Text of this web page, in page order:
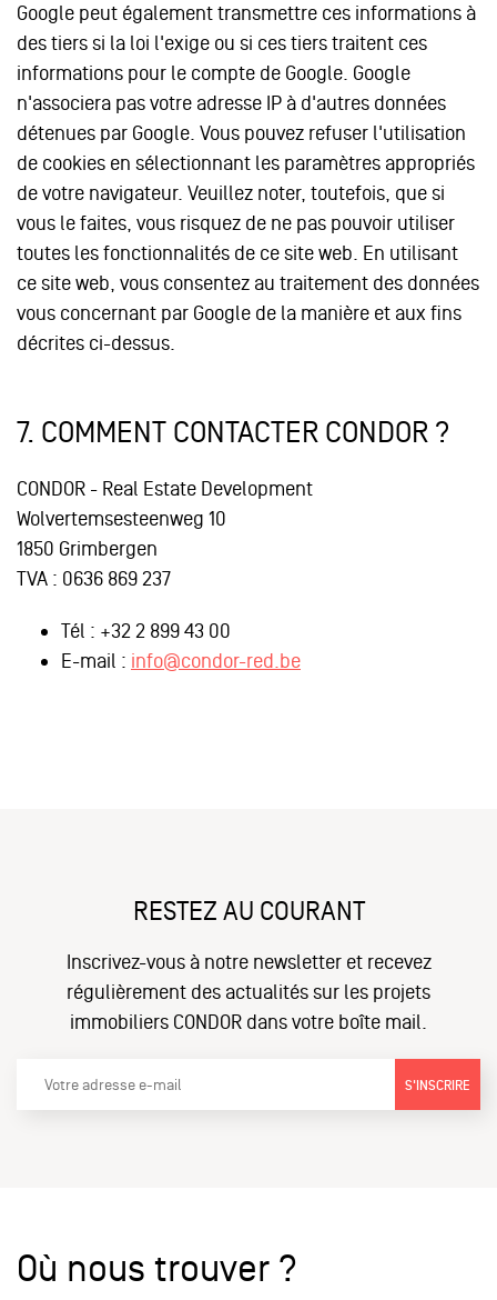
Google peut également transmettre ces informations à
des tiers si la loi l'exige ou si ces tiers traitent ces
informations pour le compte de Google. Google
n'associera pas votre adresse IP à d'autres données
détenues par Google. Vous pouvez refuser l'utilisation
de cookies en sélectionnant les paramètres appropriés
de votre navigateur. Veuillez noter, toutefois, que si
vous le faites, vous risquez de ne pas pouvoir utiliser
toutes les fonctionnalités de ce site web. En utilisant
ce site web, vous consentez au traitement des données
vous concernant par Google de la manière et aux fins
décrites ci-dessus.
7. COMMENT CONTACTER CONDOR ?
CONDOR - Real Estate Development
Wolvertemsesteenweg 10
1850 Grimbergen
TVA : 0636 869 237
Tél : +32 2 89943 00
E-mail : info@condor-red.be
RESTEZ AU COURANT
Inscrivez-vous à notre newsletter et recevez
régulièrement des actualités sur les projets
immobiliers CONDOR dans votre boîte mail.
S'INSCRIRE
Où nous trouver ?